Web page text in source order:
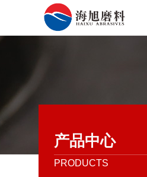
产品中心
PRODUCTS